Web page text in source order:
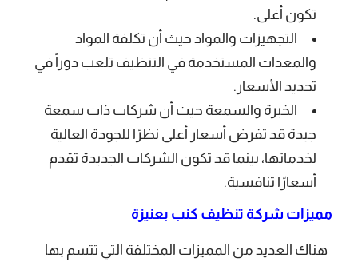
تكون أغلى.
التجهيزات والمواد حيث أن تكلفة المواد
والمعدات المستخدمة في التنظيف تلعب دوراً في
تحديد الأسعار.
الخبرة والسمعة حيث أن شركات ذات سمعة
جيدة قد تفرض أسعار أعلى نظرًا للجودة العالية
لخدماتها، بينما قد تكون الشركات الجديدة تقدم
أسعارًا تنافسية.
مميزات شركة تنظيف كنب بعنيزة
هناك العديد من المميزات المختلفة التي تتسم بها